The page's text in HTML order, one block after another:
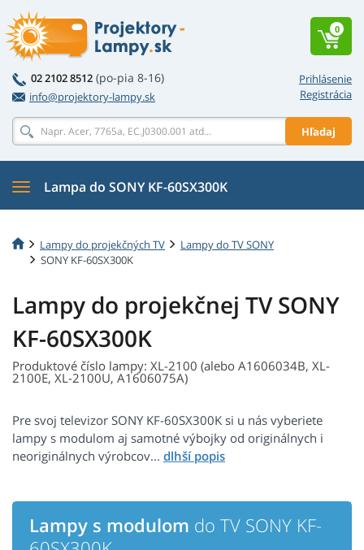
Prihlásenie
Registrácia
02 2102 8512 (po-pia 8-16)
info@projektory-lampy.sk
Hľadaj
0
Lampa do SONY KF-60SX300K
Lampy do projekčných TV
Lampy do TV SONY
SONY KF-60SX300K
Lampy do projekčnej TV SONY
KF-60SX300K
Produktové číslo lampy: XL-2100 (alebo A1606034B, XL-
2100E, XL-2100U, A1606075A)
Pre svoj televizor SONY KF-60SX300K si u nás vyberiete
lampy s modulom aj samotné výbojky od originálnych i
neoriginálnych výrobcov...
Lampy s modulom do TV SONY KF-